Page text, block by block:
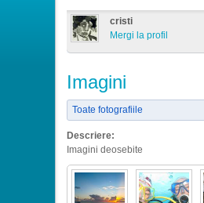
cristi
Mergi la profil
Imagini
Toate fotografiile
Descriere:
Imagini deosebite